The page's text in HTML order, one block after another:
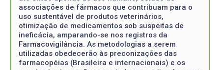
associações de fármacos que contribuam para o
uso sustentável de produtos veterinários,
otimização de medicamentos sob suspeitas de
ineficácia, amparando-se nos registros da
Farmacovigilância. As metodologias a serem
utilizadas obedecerão às preconizações das
farmacopéias (Brasileira e internacionais) e os